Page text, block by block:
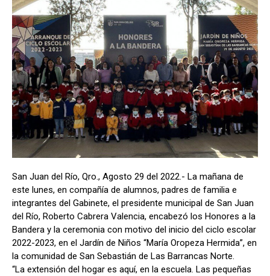
San Juan del Río, Qro., Agosto 29 del 2022.- La mañana de
este lunes, en compañía de alumnos, padres de familia e
integrantes del Gabinete, el presidente municipal de San Juan
del Río, Roberto Cabrera Valencia, encabezó los Honores a la
Bandera y la ceremonia con motivo del inicio del ciclo escolar
2022-2023, en el Jardín de Niños “María Oropeza Hermida”, en
la comunidad de San Sebastián de Las Barrancas Norte.
“La extensión del hogar es aquí, en la escuela. Las pequeñas